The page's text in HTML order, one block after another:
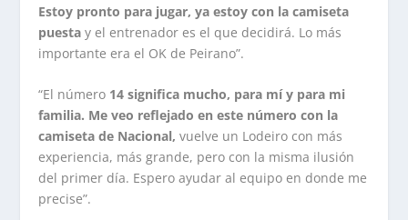
Estoy pronto para jugar, ya estoy con la camiseta
puestay el entrenador es el que decidirá. Lo más
importante era el OK de Peirano”.
“El número 14 significa mucho, para mí y para mi
familia. Me veo reflejado en este número con la
camiseta de Nacional, vuelve un Lodeiro con más
experiencia, más grande, pero con la misma ilusión
del primer día. Espero ayudar al equipo en donde me
precise”.